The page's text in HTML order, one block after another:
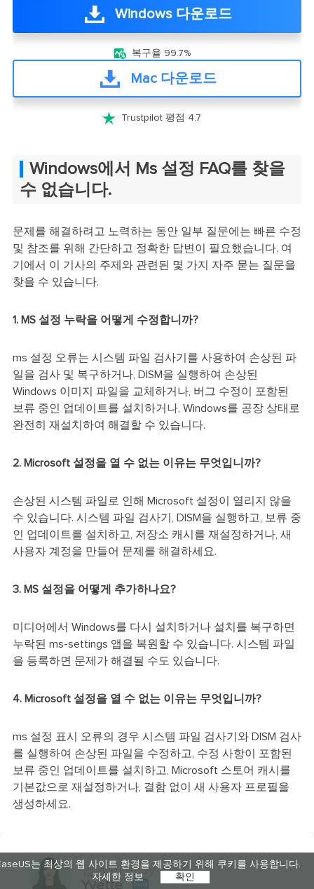
는 최상의 웹 사이트 환경을 제공하기 위해 쿠키를 사용합니다.
자세한 정보
확인
Windows 다운로드
 복구율 99.7%
Mac 다운로드
 Trustpilot 평점 4.7
Windows에서 Ms 설정 FAQ를 찾을
수 없습니다.
문제를 해결하려고 노력하는 동안 일부 질문에는 빠른 수정
및 참조를 위해 간단하고 정확한 답변이 필요했습니다. 여
기에서 이 기사의 주제와 관련된 몇 가지 자주 묻는 질문을
찾을 수 있습니다.
1. MS 설정 누락을 어떻게 수정합니까?
ms 설정 오류는 시스템 파일 검사기를 사용하여 손상된 파
일을 검사 및 복구하거나, DISM을 실행하여 손상된
Windows 이미지 파일을 교체하거나, 버그 수정이 포함된
보류 중인 업데이트를 설치하거나, Windows를 공장 상태로
완전히 재설치하여 해결할 수 있습니다.
2. Microsoft 설정을 열 수 없는 이유는 무엇입니까?
손상된 시스템 파일로 인해 Microsoft 설정이 열리지 않을
수 있습니다. 시스템 파일 검사기, DISM을 실행하고, 보류 중
인 업데이트를 설치하고, 저장소 캐시를 재설정하거나, 새
사용자 계정을 만들어 문제를 해결하세요.
3. MS 설정을 어떻게 추가하나요?
미디어에서 Windows를 다시 설치하거나 설치를 복구하면
누락된 ms-settings 앱을 복원할 수 있습니다. 시스템 파일
을 등록하면 문제가 해결될 수도 있습니다.
4. Microsoft 설정을 열 수 없는 이유는 무엇입니까?
ms 설정 표시 오류의 경우 시스템 파일 검사기와 DISM 검사
를 실행하여 손상된 파일을 수정하고, 수정 사항이 포함된
보류 중인 업데이트를 설치하고, Microsoft 스토어 캐시를
기본값으로 재설정하거나, 결함 없이 새 사용자 프로필을
생성하세요.
업데이트 by
Yvette